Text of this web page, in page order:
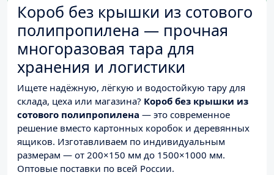
Короб без крышки из сотового
полипропилена — прочная
многоразовая тара для
хранения и логистики
Ищете надёжную, лёгкую и водостойкую тару для
склада, цеха или магазина? Короб без крышки из
сотового полипропилена — это современное
решение вместо картонных коробок и деревянных
ящиков. Изготавливаем по индивидуальным
размерам — от 200×150 мм до 1500×1000 мм.
Оптовые поставки по всей России.